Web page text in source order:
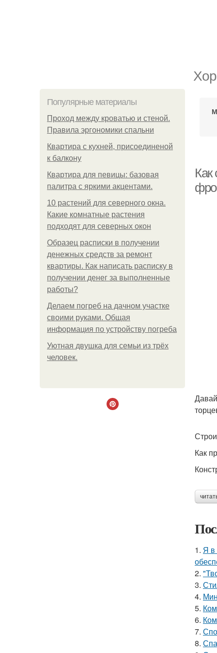
Популярные материалы
Проход между кроватью и стеной.
Правила эргономики спальни
Квартира с кухней, присоединеной
к балкону
Квартира для певицы: базовая
палитра с яркими акцентами.
10 растений для северного окна.
Какие комнатные растения
подходят для северных окон
Образец расписки в получении
денежных средств за ремонт
квартиры. Как написать расписку в
получении денег за выполненные
работы?
Делаем погреб на дачном участке
своими руками. Общая
информация по устройству погреба
Уютная двушка для семьи из трёх
человек.
Как
1. Я в
2.
3.
4.
5.
6.
7.
8.